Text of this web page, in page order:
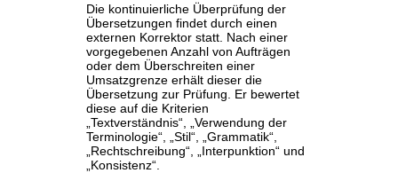
Die kontinuierliche Überprüfung der
Übersetzungen findet durch einen
externen Korrektor statt. Nach einer
vorgegebenen Anzahl von Aufträgen
oder dem Überschreiten einer
Umsatzgrenze erhält dieser die
Übersetzung zur Prüfung. Er bewertet
diese auf die Kriterien
„Textverständnis“, „Verwendung der
Terminologie“, „Stil“, „Grammatik“,
„Rechtschreibung“, „Interpunktion“ und
„Konsistenz“.